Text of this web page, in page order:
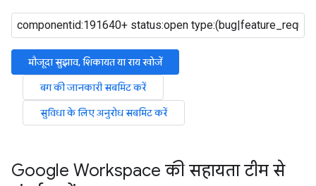
मौजूदा सुझाव, शिकायत या राय खोजें
बग की जानकारी सबमिट करें
सुविधा के लिए अनुरोध सबमिट करें
Google Workspace की सहायता टीम से